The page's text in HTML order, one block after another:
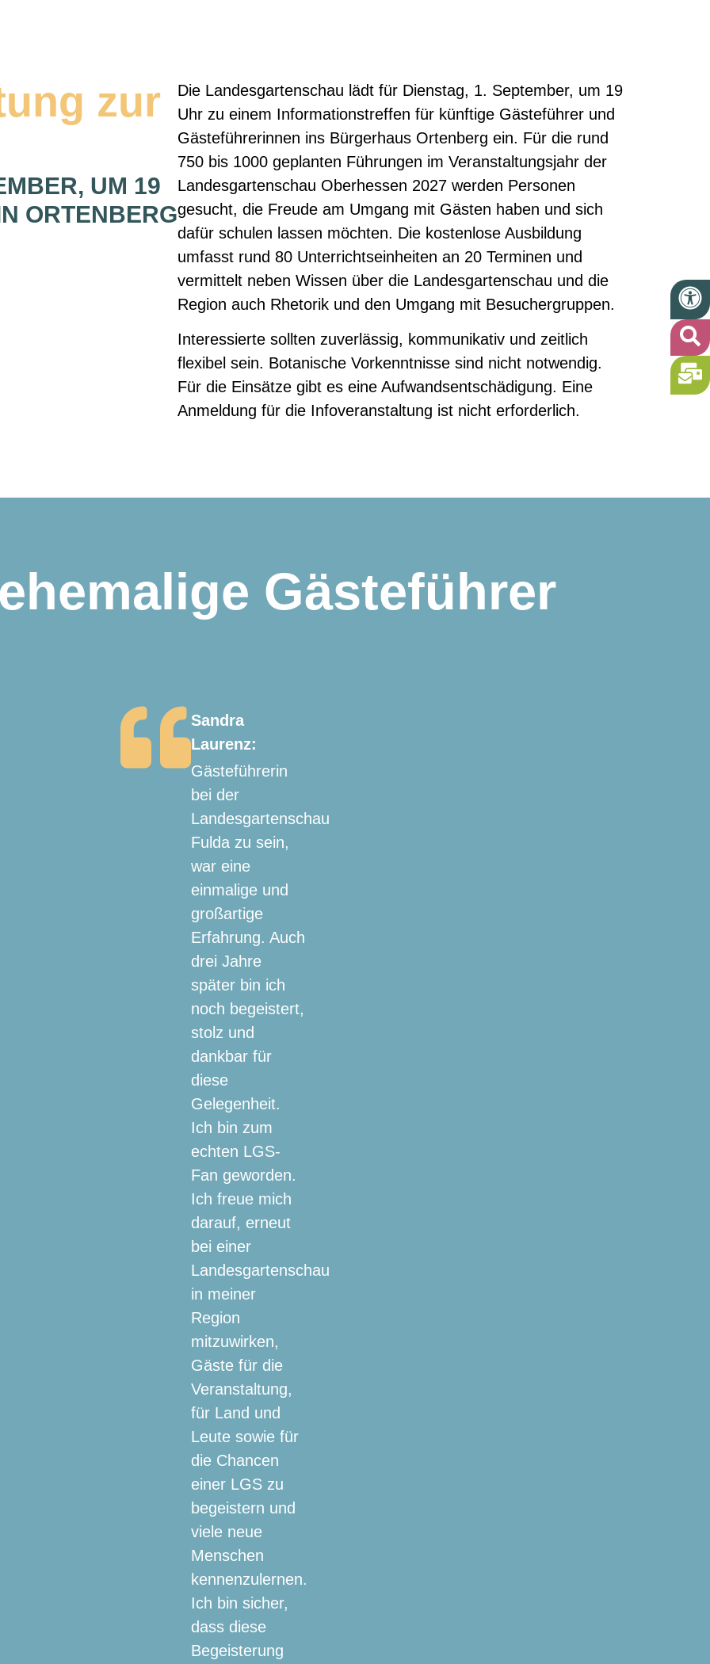
zur
UM 19
ORTENBERG
Die Landesgartenschau lädt für Dienstag, 1. September, um 19
Uhr zu einem Informationstreffen für künftige Gästeführer und
Gästeführerinnen ins Bürgerhaus Ortenberg ein. Für die rund
750 bis 1000 geplanten Führungen im Veranstaltungsjahr der
Landesgartenschau Oberhessen 2027 werden Personen
gesucht, die Freude am Umgang mit Gästen haben und sich
dafür schulen lassen möchten. Die kostenlose Ausbildung
umfasst rund 80 Unterrichtseinheiten an 20 Terminen und
vermittelt neben Wissen über die Landesgartenschau und die
Region auch Rhetorik und den Umgang mit Besuchergruppen.
Interessierte sollten zuverlässig, kommunikativ und zeitlich
flexibel sein. Botanische Vorkenntnisse sind nicht notwendig.
Für die Einsätze gibt es eine Aufwandsentschädigung. Eine
Anmeldung für die Infoveranstaltung ist nicht erforderlich.
Gästeführer
Sandra
Laurenz:
Gästeführerin
bei der
Landesgartenschau
Fulda zu sein,
war eine
einmalige und
großartige
Erfahrung. Auch
drei Jahre
später bin ich
noch begeistert,
stolz und
dankbar für
diese
Gelegenheit.
Ich bin zum
echten LGS-
Fan geworden.
Ich freue mich
darauf, erneut
bei einer
Landesgartenschau
in meiner
Region
mitzuwirken,
Gäste für die
Veranstaltung,
für Land und
Leute sowie für
die Chancen
einer LGS zu
begeistern und
viele neue
Menschen
kennenzulernen.
Ich bin sicher,
dass diese
Begeisterung